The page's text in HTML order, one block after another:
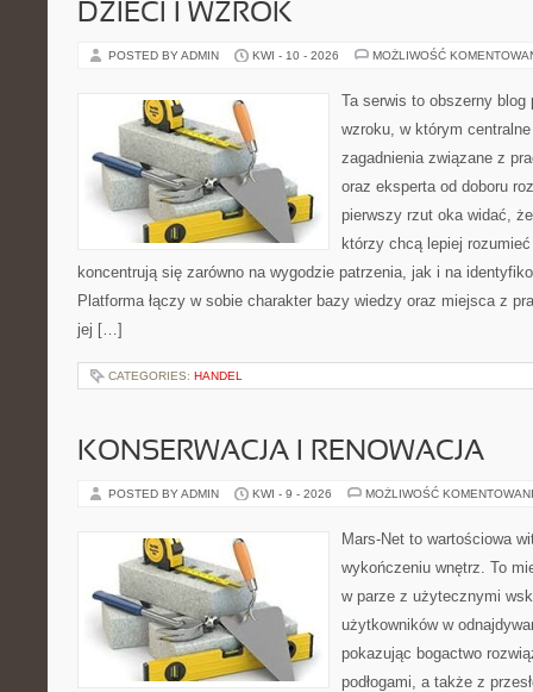
DZIECI I WZROK
POSTED BY ADMIN KWI - 10 - 2026 MOŻLIWOŚĆ
Ta serwis to obszerny blog
wzroku, w którym
zagadnienia związane z
oraz eksperta od doboru
pierwszy rzut oka widać,
którzy chcą lepiej
koncentrują się zarówno na wygodzie patrzenia, jak i na
Platforma łączy w sobie charakter bazy wiedzy oraz miejsca z
jej […]
CATEGORIES: HANDEL
KONSERWACJA I RENOWACJA
POSTED BY ADMIN KWI - 9 - 2026 MOŻLIWOŚĆ
Mars-Net to wartościowa
wykończeniu wnętrz. To
w parze z użytecznymi
użytkowników w
pokazując bogactwo
podłogami, a także z